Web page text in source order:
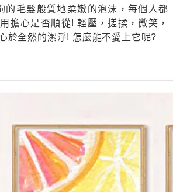
的毛髮般質地柔嫩的泡沫，每個人都
擔心是否順從! 輕壓，搓揉，微笑，
於全然的潔淨! 怎麼能不愛上它呢?